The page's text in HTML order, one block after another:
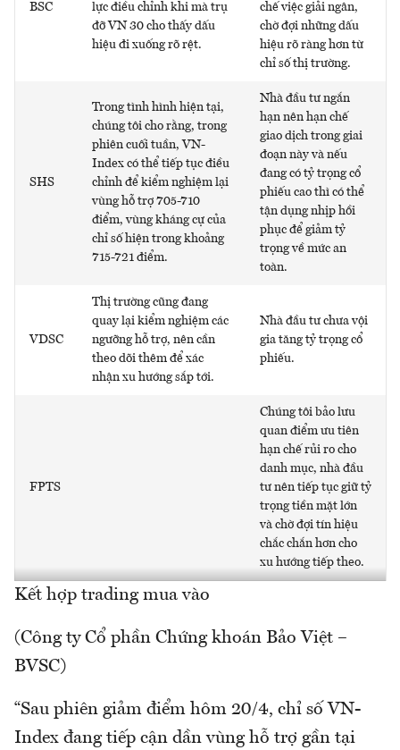
BSC
lực điều chỉnh khi mà trụ
đỡ VN 30 cho thấy dấu
hiệu đi xuống rõ rệt.
chế việc giải ngân,
chờ đợi những dấu
hiệu rõ ràng hơn từ
chỉ số thị trường.
SHS
Trong tình hình hiện tại,
chúng tôi cho rằng, trong
phiên cuối tuần, VN-
Index có thể tiếp tục điều
chỉnh để kiểm nghiệm lại
vùng hỗ trợ 705-710
điểm, vùng kháng cự của
chỉ số hiện trong khoảng
715-721 điểm.
Nhà đầu tư ngắn
hạn nên hạn chế
giao dịch trong giai
đoạn này và nếu
đang có tỷ trọng cổ
phiếu cao thì có thể
tận dụng nhịp hồi
phục để giảm tỷ
trọng về mức an
toàn.
VDSC
Thị trường cũng đang
quay lại kiểm nghiệm các
ngưỡng hỗ trợ, nên cần
theo dõi thêm để xác
nhận xu hướng sắp tới.
Nhà đầu tư chưa vội
gia tăng tỷ trọng cổ
phiếu.
FPTS
Chúng tôi bảo lưu
quan điểm ưu tiên
hạn chế rủi ro cho
danh mục, nhà đầu
tư nên tiếp tục giữ tỷ
trọng tiền mặt lớn
và chờ đợi tín hiệu
chắc chắn hơn cho
xu hướng tiếp theo.
Kết hợp trading mua vào
(Công ty Cổ phần Chứng khoán Bảo Việt –
BVSC)
“Sau phiên giảm điểm hôm 20/4, chỉ số VN-
Index đang tiếp cận dần vùng hỗ trợ gần tại